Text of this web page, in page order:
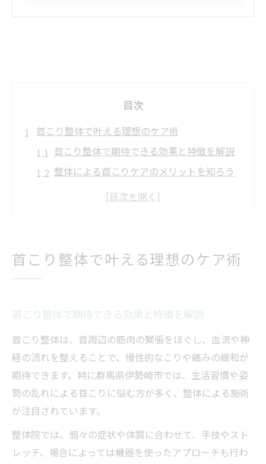
目次
首こり整体で叶える理想のケア術
首こり整体で期待できる効果と特徴を解説
整体による首こりケアのメリットを知ろう
首こり整体で快適な毎日を実現する方法
整体の施術内容を知れば安心できる
法
ク
安心して受けられる首こり整体のポイント
整体院でよくある首こり施術メニュー例
首こり改善を目指す方への整体の流れ
首こり整体の初診から施術までの流れ解説
整体で首こりを改善するための手順とは
首こり整体で叶える理想のケア術
首こり整体で期待できる効果と特徴を解説
首こり整体は、首周辺の筋肉の緊張をほぐし、血流や神
経の流れを整えることで、慢性的なこりや痛みの緩和が
期待できます。特に群馬県伊勢崎市では、生活習慣や姿
勢の乱れによる首こりに悩む方が多く、整体による施術
が注目されています。
整体院では、個々の症状や体質に合わせて、手技やスト
レッチ、場合によっては機器を使ったアプローチも行わ